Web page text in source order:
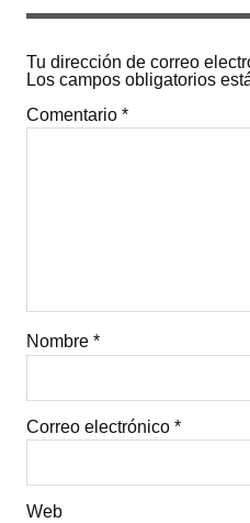
Tu dirección de correo
Los campos obligatorios
Comentario *
Nombre *
Correo electrónico *
Web